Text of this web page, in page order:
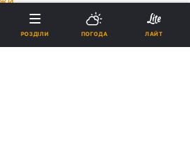
781
РОЗДІЛИ ПОГОДА ЛАЙТ